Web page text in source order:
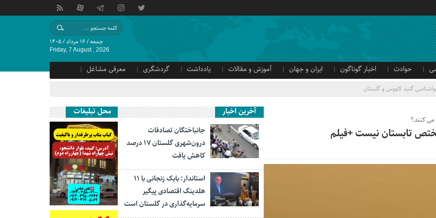
جمعه / ۱۶ مرداد / ۱۴۰۵
Friday, 7 August , 2026
حوادث اخبار گوناگون ایران و جهان آموزش و مقالات یادداشت گردشگری
معرفی مشاغل
گنبد کاووس و گلستان
کنند؟
تابستان نیست +فیلم
آخرین اخبار
جانباختگان تصادفات
درون‌شهری گلستان ۱۷ درصد
کاهش یافت
استاندار: بابک زنجانی با ۱۱
هلدینگ اقتصادی پیگیر
سرمایه‌گذاری در گلستان است
محل تبلیغات